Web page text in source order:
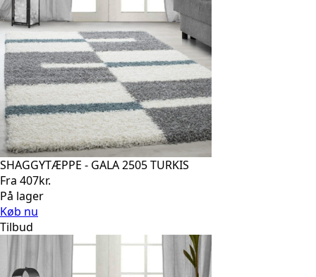
SHAGGYTÆPPE - GALA 2505 TURKIS
Fra 407kr.
På lager
Køb nu
Tilbud